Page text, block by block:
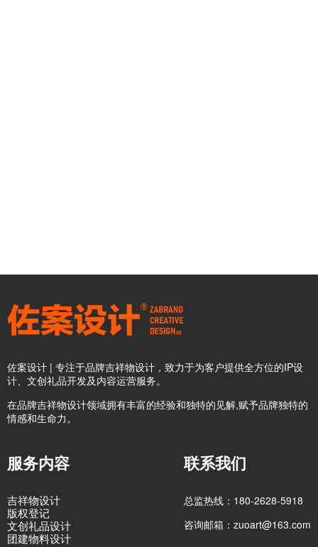
佐案设计 | 专注于品牌吉祥物设计，致力于为客户提供全方位的IP设
计、文创礼品开发及内容运营服务。
在品牌吉祥物设计领域拥有丰富的经验和独特的见解,赋予品牌独特的
情感和生命力。
服务内容
吉祥物设计
版权登记
文创礼品设计
团建物料设计
联系我们
总监热线：180-2628-5918
咨询邮箱：zuoart@163.com